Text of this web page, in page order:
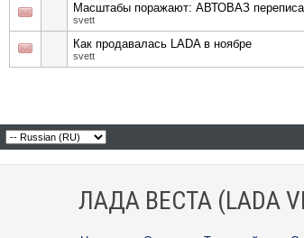
Масштабы поражают: АВТОВАЗ
svett
Как продавалась LADA в ноябре
svett
ЛАДА ВЕСТА (LADA